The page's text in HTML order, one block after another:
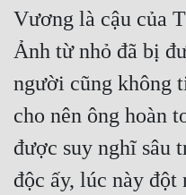
Nữ Cường
Nữ Phụ
Phong Thủy - Tâm Linh
Phương Tây
Phản Phái
Vương là cậu của
Ảnh từ nhỏ đã bị
người cũng không
cho nên ông hoàn
được suy nghĩ sâu
độc ấy, lúc này